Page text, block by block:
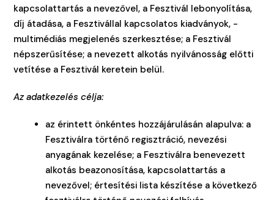
kapcsolattartás a nevezővel, a Fesztivál lebonyolítása,
díj átadása, a Fesztivállal kapcsolatos kiadványok, -
multimédiás megjelenés szerkesztése; a Fesztivál
népszerűsítése; a nevezett alkotás nyilvánosság előtti
vetítése a Fesztivál keretein belül.
Az adatkezelés célja:
az érintett önkéntes hozzájárulásán alapulva: a
Fesztiválra történő regisztráció, nevezési
anyagának kezelése; a Fesztiválra benevezett
alkotás beazonosítása, kapcsolattartás a
nevezővel; értesítési lista készítése a következő